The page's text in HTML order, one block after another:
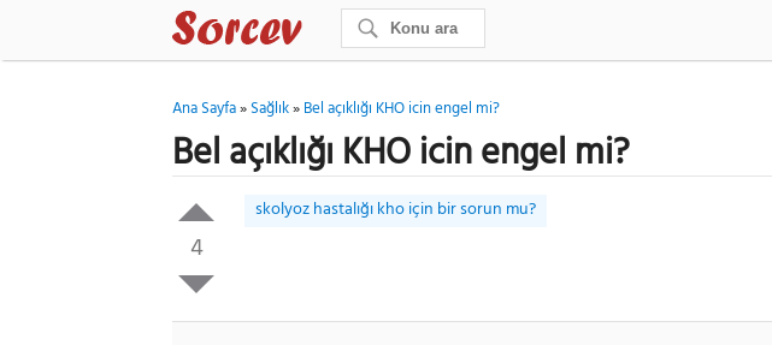
Ana Sayfa»Sağlık»Bel açıklığı KHO icin engel mi?
Bel açıklığı KHO icin engel mi?
4
skolyoz hastalığı kho için bir sorun mu?